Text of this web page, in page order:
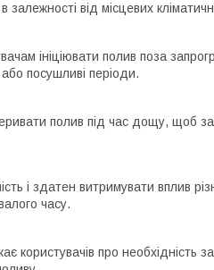
залежності від місцевих
ініціювати полив поза
посушливі періоди.
полив під час дощу, щоб
і здатен витримувати вплив
часу.
користувачів про необхідність